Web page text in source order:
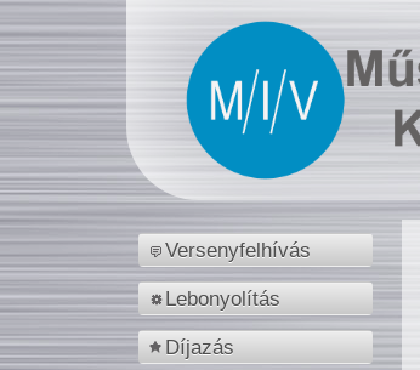
Versenyfelhívás
Lebonyolítás
Díjazás